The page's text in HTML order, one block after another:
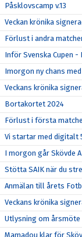
Påsklovscamp v.13
Veckan krönika
Förlust i andra
Inför Svenska Cupen -
Imorgon ny chans
Veckans krönika
Bortakortet 2024
Förlust i första
Vi startar med
I morgon går Skövde
Stötta SAIK när du
Anmälan till årets
Veckans krönika
Utlysning om årsmöte
Mamadou klar för